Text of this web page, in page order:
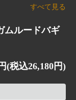
すべて見る
ムルードバギ
(税込26,180円)